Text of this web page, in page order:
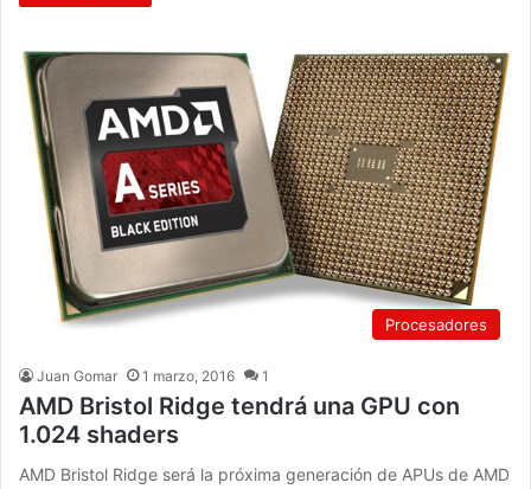
Procesadores
Juan Gomar 1 marzo, 2016 1
AMD Bristol Ridge tendrá una GPU con
1.024 shaders
AMD Bristol Ridge será la próxima generación de APUs de AMD